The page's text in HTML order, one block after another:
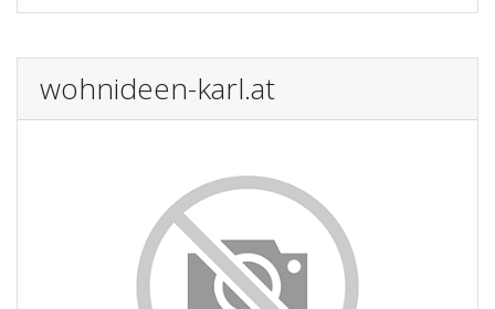
wohnideen-karl.at